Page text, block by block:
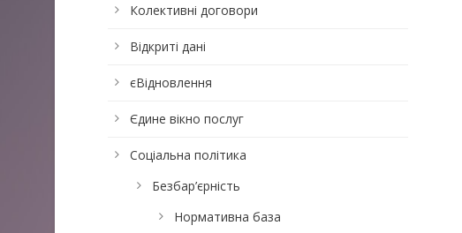
Колективні договори
Відкриті дані
єВідновлення
Єдине вікно послуг
Соціальна політика
Безбар’єрність
Нормативна база